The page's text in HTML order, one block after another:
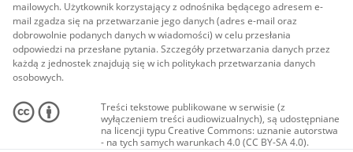
mailowych. Użytkownik korzystający z odnośnika będącego adresem e-
mail zgadza się na przetwarzanie jego danych (adres e-mail oraz
dobrowolnie podanych danych w wiadomości) w celu przesłania
odpowiedzi na przesłane pytania. Szczegóły przetwarzania danych przez
każdą z jednostek znajdują się w ich politykach przetwarzania danych
osobowych.
Treści tekstowe publikowane w serwisie (z
wyłączeniem treści audiowizualnych), są udostępniane
na licencji typu Creative Commons: uznanie autorstwa
- na tych samych warunkach 4.0 (CC BY-SA 4.0).